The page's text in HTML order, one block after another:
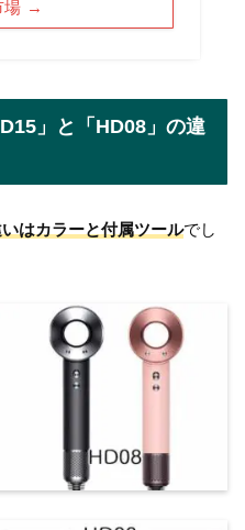
場 →
」と「HD08」の違
はカラーと付属ツールでし